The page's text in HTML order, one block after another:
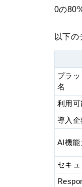
0の
以下の
プラ
名
利用
導入企
AI機能
セキ